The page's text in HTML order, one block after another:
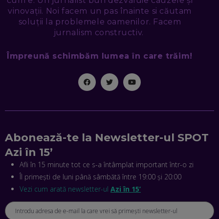
EDUARD DUMITRAȘCU, ASOCIAȚIA ROMÂNĂ PENTRU
SMART CITY: CUM SE NAȘTE UN ORAȘ INTELIGENT. CE „NU
PUȘCĂ” LA NOI. ÎN CE DEȘERT SE CONSTRUIEȘTE CEL MAI
MARE „ORAȘ COGNITIV” DIN ISTORIE
EP. 47
NICOLAE ȚIBRIGAN, DIGITAL FORENSIC TEAM: CUM ÎȚI DAI
CE-AM ÎNVĂȚAT DIN EPISODUL GEORGESCU
MIHAI CEPOI, JOBFUL: SCHIMBĂM MODUL ÎN CARE APLICI
ANTONIO ENACHE, SENSE4FIT: CUM TE AJUTĂ
TEHNOLOGIA SĂ FACI SPORT, SĂ FII MAI COMPETITIV ȘI SĂ
EP. 44
CRISTIAN GROZEA, BEEFAST: PREGĂTIM CEL MAI BUN
DISPECERAT AUTOMAT DE PE PIAȚĂ! CUM POATE
REVOLUȚIONA LIVRĂRILE RAPIDE, DIN ROMÂNIA PÂNĂ ÎN
vinovații. Noi facem un pas înainte si căutam
soluții la problemele oamenilor. Facem
jurnalism constructiv.
Împreună schimbăm lumea în care trăim!
Abonează-te la Newsletter-ul SPOT
Azi în 15’
Afli în 15 minute tot ce s-a întâmplat important într-o zi
Îl primești de luni până sâmbătă între 19:00 și 20:00
Vezi cum arată newsletter-ul Azi în 15’